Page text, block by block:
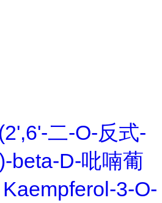
二-O-反式-
beta-D-吡喃葡
3-O-